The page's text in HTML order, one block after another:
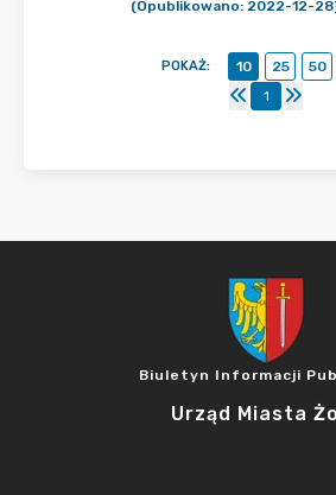
(Opublikowano: 2022-12-
POKAŻ: 10 25 50
1
Biuletyn Informacji
Urząd Miasta